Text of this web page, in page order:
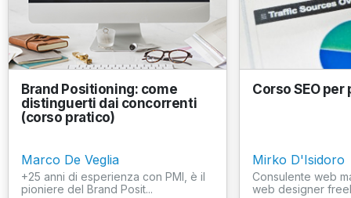
Brand Positioning: come
distinguerti dai concorrenti
(corso pratico)
Marco De Veglia
+25 anni di esperienza con PMI, è il
pioniere del Brand Posit...
Corso SEO
Mirko D'Isidoro
Consulente web
web designer